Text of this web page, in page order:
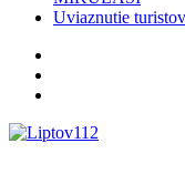
Uviaznutie